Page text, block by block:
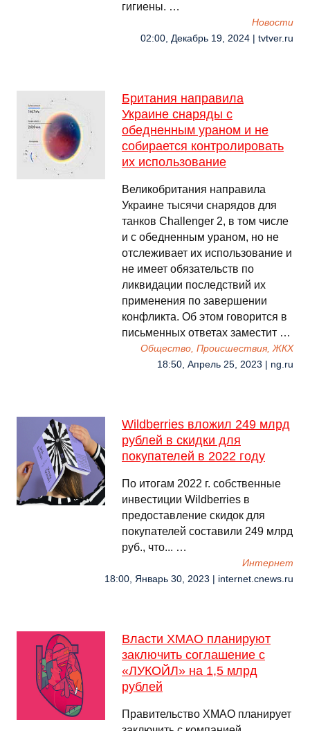
гигиены. …
Новости
02:00, Декабрь 19, 2024 | tvtver.ru
Британия направила
Украине снаряды с
обедненным ураном и не
собирается контролировать
их использование
Великобритания направила
Украине тысячи снарядов для
танков Challenger 2, в том числе
и с обедненным ураном, но не
отслеживает их использование и
не имеет обязательств по
ликвидации последствий их
применения по завершении
конфликта. Об этом говорится в
письменных ответах заместит …
Общество, Происшествия, ЖКХ
18:50, Апрель 25, 2023 | ng.ru
Wildberries вложил 249 млрд
рублей в скидки для
покупателей в 2022 году
По итогам 2022 г. собственные
инвестиции Wildberries в
предоставление скидок для
покупателей составили 249 млрд
руб., что... …
Интернет
18:00, Январь 30, 2023 | internet.cnews.ru
Власти ХМАО планируют
заключить соглашение с
«ЛУКОЙЛ» на 1,5 млрд
рублей
Правительство ХМАО планирует